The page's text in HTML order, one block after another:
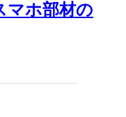
ホ部材の